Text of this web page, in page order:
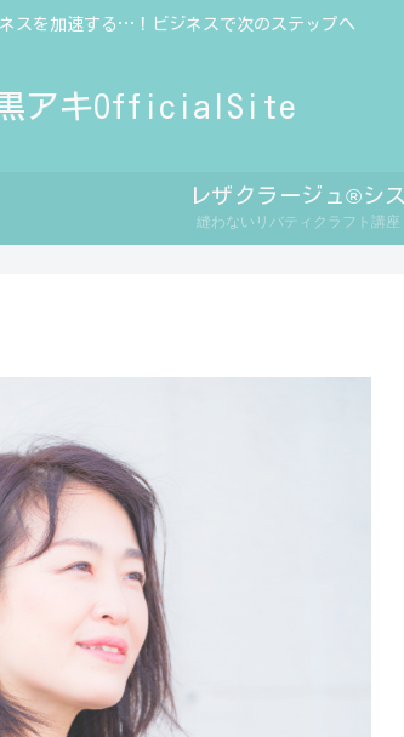
スを加速する…！ビジネスで次のステップへ
アキOfficialSite
レザクラージュ®シス
縫わないリバティクラフト講座